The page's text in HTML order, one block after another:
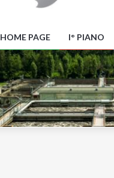
HOME PAGE I° PIANO